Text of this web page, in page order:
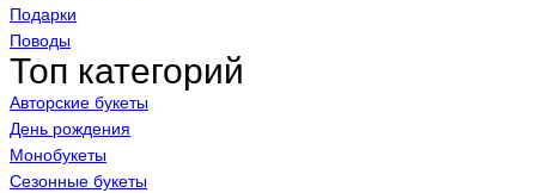
Подарки
Поводы
Топ категорий
Авторские букеты
День рождения
Монобукеты
Сезонные букеты